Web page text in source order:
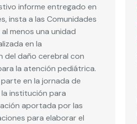
informe entregado en
insta a las Comunidades
menos una unidad
en la
del daño cerebral con
la atención pediátrica.
en la jornada de
institución para
aportada por las
para elaborar el